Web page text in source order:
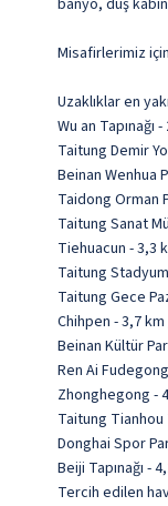
banyo, duş
Misafirlerimiz
Uzaklıklar en
Wu an Tapınağı
Taitung Demir
Beinan Wenhua
Taidong Orman
Taitung Sanat
Tiehuacun - 3,3
Taitung
Taitung Gece
Chihpen - 3,7
Beinan Kültür
Ren Ai
Zhonghegong -
Taitung Tianhou
Donghai Spor
Beiji Tapınağı -
Tercih edilen